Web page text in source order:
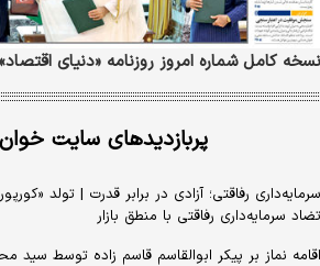
نسخه کامل شماره امروز روزنامه «دنیای‌ اقتصاد»
پربازدیدهای سایت خوان
سرمایه‌داری رفاقتی؛ آزادی در برابر قدرت | تولد
تضاد سرمایه‌داری رفاقتی با منطق بازار
اقامه نماز بر پیکر ابوالقاسم قاسم زاده توسط سید